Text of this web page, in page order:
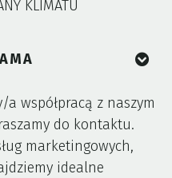
KLIMATU
współpracą z naszym
do kontaktu.
marketingowych,
idealne